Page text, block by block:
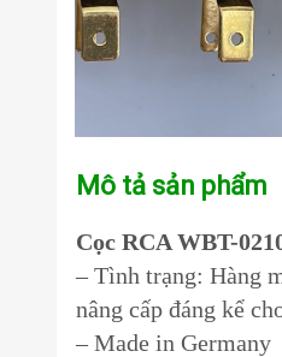
Mô tả sản phẩm
Cọc RCA WBT-
– Tình trạng: Hàng
nâng cấp đáng kể
– Made in Germany